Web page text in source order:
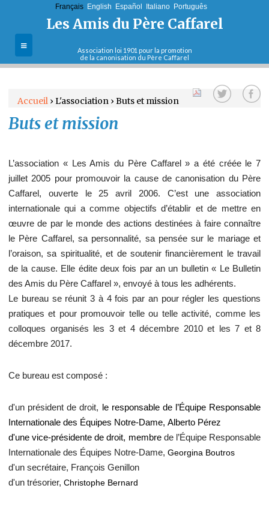
Jump to navigation
Les Amis du Père Caffarel
Association loi 1901 pour la promotion
de la canonisation du Père Caffarel
L'association
canonisation
oeuvre
Le Père Caffarel
et sa pensée
Contact
Français English Español Italiano Português
V
u
s
ê
t
e
s
i
c
Accueil › L'association › Buts et mission
Buts et mission
L’association « Les Amis du Père Caffarel » a été créée le 7
juillet 2005 pour promouvoir la cause de canonisation du Père
Caffarel, ouverte le 25 avril 2006. C’est une association
internationale qui a comme objectifs d’établir et de mettre en
œuvre de par le monde des actions destinées à faire connaître
le Père Caffarel, sa personnalité, sa pensée sur le mariage et
l’oraison, sa spiritualité, et de soutenir financièrement le travail
de la cause. Elle édite deux fois par an un bulletin « Le Bulletin
des Amis du Père Caffarel », envoyé à tous les adhérents.
Le bureau se réunit 3 à 4 fois par an pour régler les questions
pratiques et pour promouvoir telle ou telle activité, comme les
colloques organisés les 3 et 4 décembre 2010 et les 7 et 8
décembre 2017.
Ce bureau est composé :
d'un président de droit,
le responsable de l’Équipe Responsable
Internationale des Équipes Notre-Dame, Alberto Pérez
d'une vice-présidente de droit, membre de l’Équipe Responsable
Internationale des Équipes Notre-Dame, Georgina Boutros
d'un secrétaire, François Genillon
d'un trésorier, Christophe Bernard